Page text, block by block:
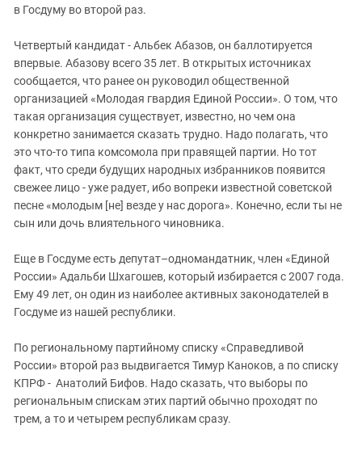
Южная Осетия
в Госдуму во второй раз.
Четвертый кандидат - Альбек Абазов, он баллотируется
впервые. Абазову всего 35 лет. В открытых источниках
сообщается, что ранее он руководил общественной
организацией «Молодая гвардия Единой России». О том, что
такая организация существует, известно, но чем она
конкретно занимается сказать трудно. Надо полагать, что
это что-то типа комсомола при правящей партии. Но тот
факт, что среди будущих народных избранников появится
свежее лицо - уже радует, ибо вопреки известной советской
песне «молодым [не] везде у нас дорога». Конечно, если ты не
сын или дочь влиятельного чиновника.
Еще в Госдуме есть депутат–одномандатник, член «Единой
России» Адальби Шхагошев, который избирается с 2007 года.
Ему 49 лет, он один из наиболее активных законодателей в
Госдуме из нашей республики.
По региональному партийному списку «Справедливой
России» второй раз выдвигается Тимур Каноков, а по списку
КПРФ - Анатолий Бифов. Надо сказать, что выборы по
региональным спискам этих партий обычно проходят по
трем, а то и четырем республикам сразу.